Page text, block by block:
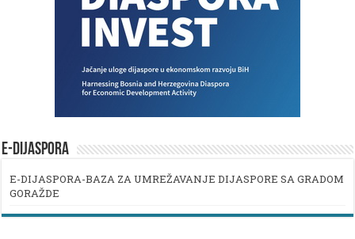
E-DIJASPORA
E-DIJASPORA-BAZA ZA UMREŽAVANJE DIJASPORE SA GRADOM
GORAŽDE